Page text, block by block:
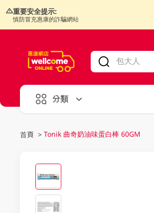
重要安全提示:
慎防冒充惠康的詐騙網站
分類
首頁 > Tonik 曲奇奶油味蛋白棒 60GM